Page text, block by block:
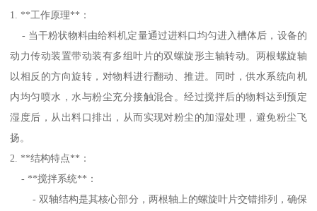
1. **工作原理**：
- 当干粉状物料由给料机定量通过进料口均匀进入槽体后，设备的
动力传动装置带动装有多组叶片的双螺旋形主轴转动。两根螺旋轴
以相反的方向旋转，对物料进行翻动、推进。同时，供水系统向机
内均匀喷水，水与粉尘充分接触混合。经过搅拌后的物料达到预定
湿度后，从出料口排出，从而实现对粉尘的加湿处理，避免粉尘飞
扬。
2. **结构特点**：
- **搅拌系统**：
- 双轴结构是其核心部分，两根轴上的螺旋叶片交错排列，确保